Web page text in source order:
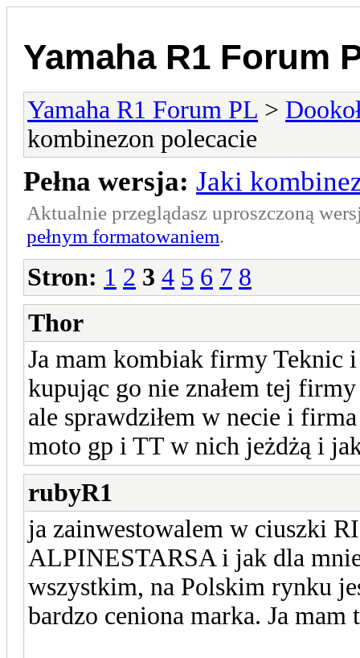
Yamaha R1 Forum
Yamaha R1 Forum PL >
kombinezon polecacie
Pełna wersja: Jaki
Aktualnie przeglądasz uproszczoną
pełnym formatowaniem.
Stron: 1 2 3 4 5 6 7 8
Thor
Ja mam kombiak firmy Teknic
kupując go nie znałem tej
ale sprawdziłem w necie i
moto gp i TT w nich jeżdżą i
rubyR1
ja zainwestowalem w ciuszki
ALPINESTARSA i jak dla
wszystkim, na Polskim rynku
bardzo ceniona marka. Ja mam